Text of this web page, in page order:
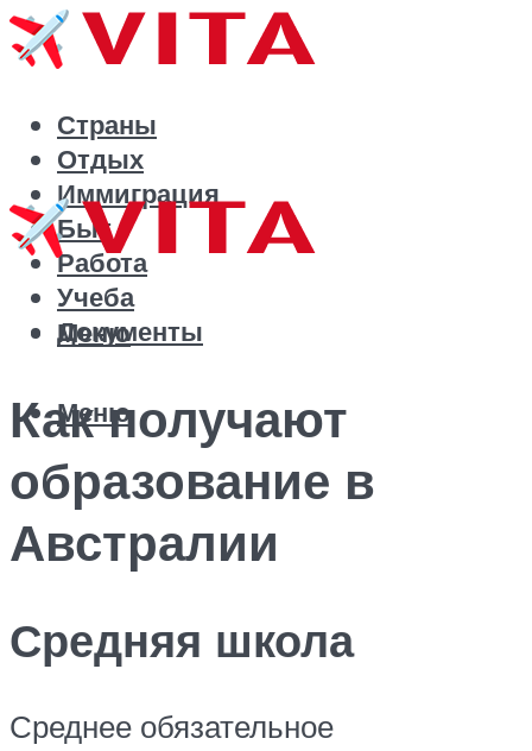
Страны
Отдых
Иммиграция
Быт
Работа
Учеба
Документы
Меню
Меню
Как получают
образование в
Австралии
Средняя школа
Среднее обязательное